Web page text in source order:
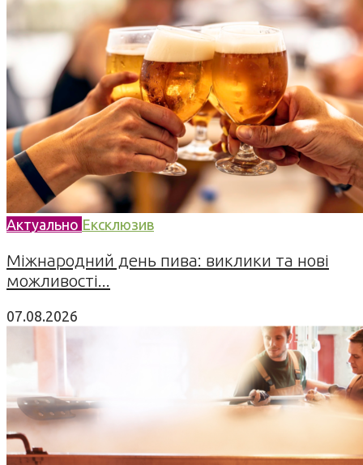
Актуально Ексклюзив
Міжнародний день пива: виклики та нові
можливості...
07.08.2026